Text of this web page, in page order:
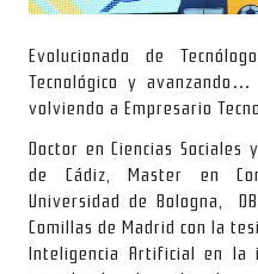
Evolucionado de
Tecnológico y
volviendo a Empresario
Doctor en Ciencias Sociales
de Cádiz, Master en
Universidad de Bologna,
Comillas de Madrid con la
Inteligencia Artificial en la